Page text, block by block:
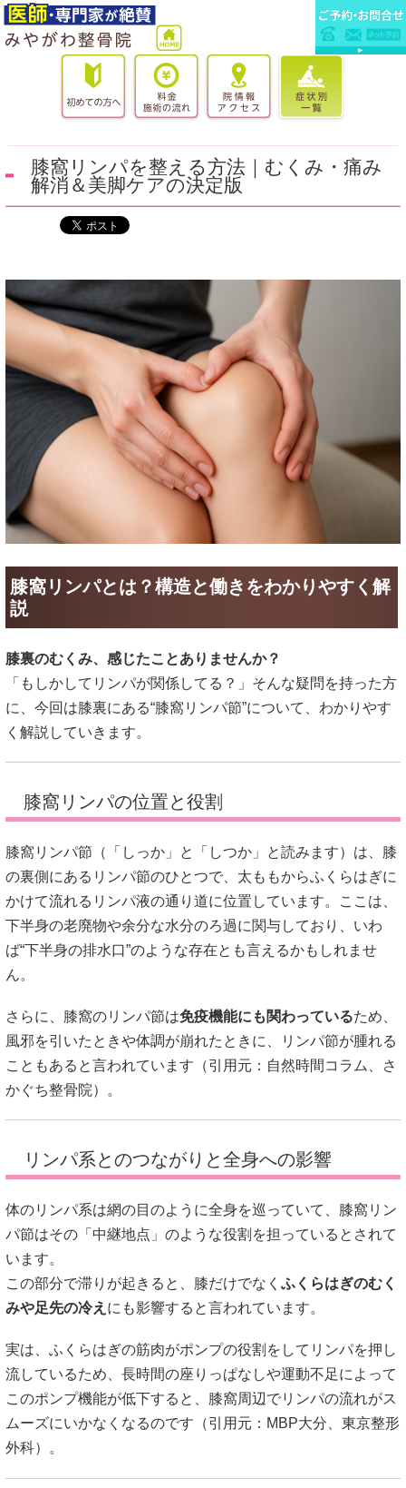
膝窩リンパを整える方法｜むくみ・痛み
解消＆美脚ケアの決定版
膝窩リンパとは？構造と働きをわかりやすく解
説
膝裏のむくみ、感じたことありませんか？
「もしかしてリンパが関係してる？」そんな疑問を持った方
に、今回は膝裏にある“膝窩リンパ節”について、わかりやす
く解説していきます。
膝窩リンパの位置と役割
膝窩リンパ節（「しっか」と「しつか」と読みます）は、膝
の裏側にあるリンパ節のひとつで、太ももからふくらはぎに
かけて流れるリンパ液の通り道に位置しています。ここは、
下半身の老廃物や余分な水分のろ過に関与しており、いわ
ば“下半身の排水口”のような存在とも言えるかもしれませ
ん。
さらに、膝窩のリンパ節は免疫機能にも関わっているため、
風邪を引いたときや体調が崩れたときに、リンパ節が腫れる
こともあると言われています（引用元： 自然時間コラム
さ
かぐち整骨院）。
リンパ系とのつながりと全身への影響
体のリンパ系は網の目のように全身を巡っていて、膝窩リン
パ節はその「中継地点」のような役割を担っているとされて
います。
この部分で滞りが起きると、膝だけでなく ふくらはぎのむく
みや足先の冷え にも影響すると言われています。
実は、ふくらはぎの筋肉がポンプの役割をしてリンパを押し
流しているため、長時間の座りっぱなしや運動不足によって
このポンプ機能が低下すると、膝窩周辺でリンパの流れがス
ムーズにいかなくなるのです（引用元： MBP大分、 東京整形
外科）。